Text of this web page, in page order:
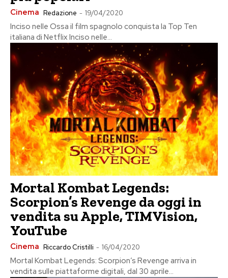
Cinema Redazione - 19/04/2020
Inciso nelle Ossa il film spagnolo conquista la Top Ten
italiana di Netflix Inciso nelle...
Mortal Kombat Legends:
Scorpion’s Revenge da oggi in
vendita su Apple, TIMVision,
YouTube
Cinema Riccardo Cristilli - 16/04/2020
Mortal Kombat Legends: Scorpion’s Revenge arriva in
vendita sulle piattaforme digitali, dal 30 aprile...